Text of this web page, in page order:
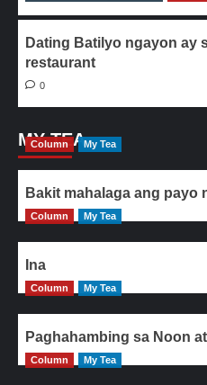
Dating Batilyo ngayon ay
restaurant
0
MY TEA
Column My Tea
Bakit mahalaga ang payo
Column My Tea
Ina
Column My Tea
Paghahambing sa Noon
Column My Tea